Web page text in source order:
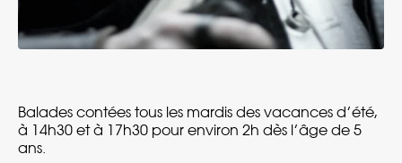
Balades contées tous les mardis des vacances d’été,
à 14h30 et à 17h30 pour environ 2h dès l’âge de 5
ans.